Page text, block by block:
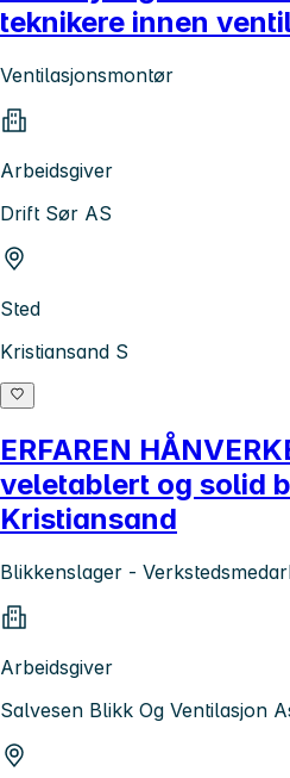
teknikere innen
Ventilasjonsmontør
Arbeidsgiver
Drift Sør AS
Sted
Kristiansand S
ERFAREN
veletablert og solid
Kristiansand
Blikkenslager -
Arbeidsgiver
Salvesen Blikk Og Ventilasjon